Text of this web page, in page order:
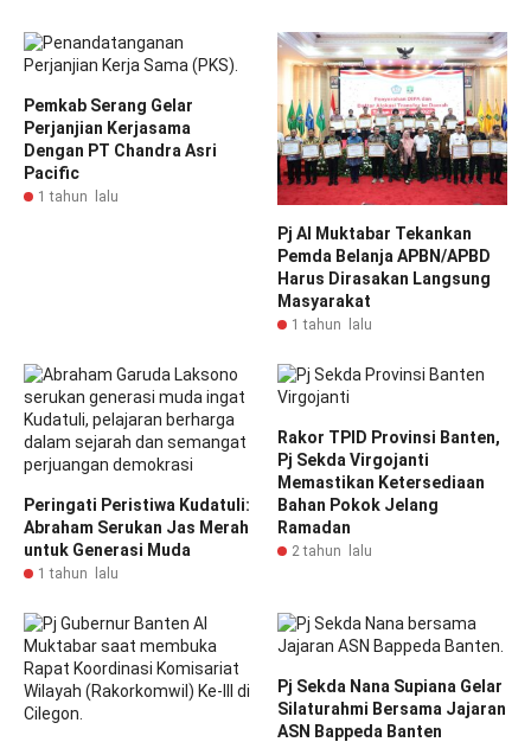
Pemkab Serang Gelar
Perjanjian Kerjasama
Dengan PT Chandra Asri
Pacific
1 tahun lalu
Pj Al Muktabar Tekankan
Pemda Belanja APBN/APBD
Harus Dirasakan Langsung
Masyarakat
1 tahun lalu
Peringati Peristiwa Kudatuli:
Abraham Serukan Jas Merah
untuk Generasi Muda
1 tahun lalu
Rakor TPID Provinsi Banten,
Pj Sekda Virgojanti
Memastikan Ketersediaan
Bahan Pokok Jelang
Ramadan
2 tahun lalu
Pj Sekda Nana Supiana Gelar
Silaturahmi Bersama Jajaran
ASN Bappeda Banten